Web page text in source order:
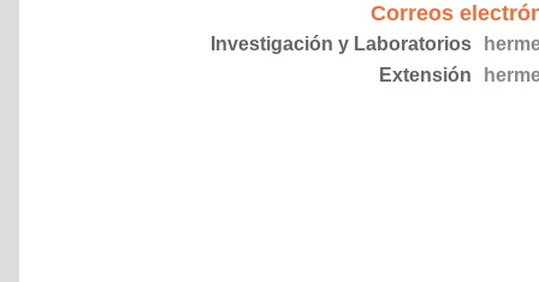
Correos
Investigación y Laboratorios
Extensión